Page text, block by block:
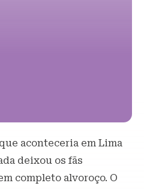
aconteceria em Lima
deixou os fãs
completo alvoroço. O